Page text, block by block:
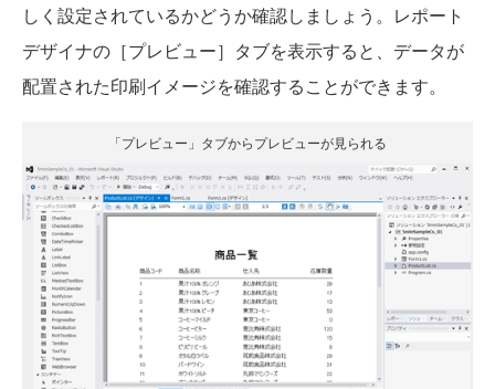
しく設定されているかどうか確認しましょう。レポート
デザイナの［プレビュー］タブを表示すると、データが
配置された印刷イメージを確認することができます。
「プレビュー」タブからプレビューが見られる